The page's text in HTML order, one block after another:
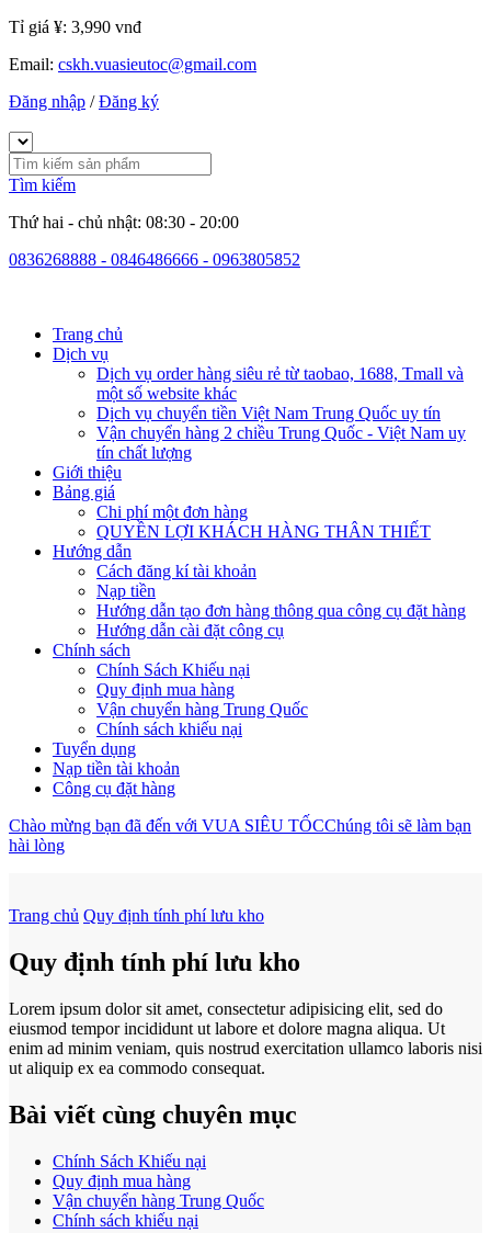
Tỉ giá ¥: 3,990 vnđ
Email: cskh.vuasieutoc@gmail.com
Đăng nhập /Đăng ký
Tìm kiếm
Thứ hai - chủ nhật: 08:30 - 20:00
0836268888 - 0846486666 - 0963805852
Trang chủ
Dịch vụ
Dịch vụ order hàng siêu rẻ từ taobao, 1688, Tmall và
một số website khác
Dịch vụ chuyển tiền Việt Nam Trung Quốc uy tín
Vận chuyển hàng 2 chiều Trung Quốc - Việt Nam uy
tín chất lượng
Giới thiệu
Bảng giá
Chi phí một đơn hàng
QUYỀN LỢI KHÁCH HÀNG THÂN THIẾT
Hướng dẫn
Cách đăng kí tài khoản
Nạp tiền
Hướng dẫn tạo đơn hàng thông qua công cụ đặt hàng
Hướng dẫn cài đặt công cụ
Chính sách
Chính Sách Khiếu nại
Quy định mua hàng
Vận chuyển hàng Trung Quốc
Chính sách khiếu nại
Tuyển dụng
Nạp tiền tài khoản
Công cụ đặt hàng
Chào mừng bạn đã đến với VUA SIÊU TỐCChúng tôi sẽ làm bạn
hài lòng
Trang chủ Quy định tính phí lưu kho
Quy định tính phí lưu kho
Lorem ipsum dolor sit amet, consectetur adipisicing elit, sed do
eiusmod tempor incididunt ut labore et dolore magna aliqua. Ut
enim ad minim veniam, quis nostrud exercitation ullamco laboris nisi
ut aliquip ex ea commodo consequat.
Bài viết cùng chuyên mục
Chính Sách Khiếu nại
Quy định mua hàng
Vận chuyển hàng Trung Quốc
Chính sách khiếu nại